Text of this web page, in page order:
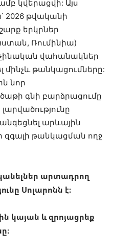
կվերացվի: Այս
2026 թվականի
երկրներ
Ռումինիա)
չինական վահանակներ
մինչև թանկացումները:
նոր
գնի բարձրացումը
արևային
զգալի թանկացման ողջ
արտադրող
Սոլարոնն է։
կայան և զրոյացրեք